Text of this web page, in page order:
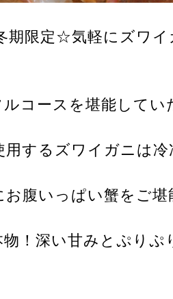
期限定☆気軽にズワ
コースを堪能してい
用するズワイガニは
お腹いっぱい蟹をご
！深い甘みとぷりぷ